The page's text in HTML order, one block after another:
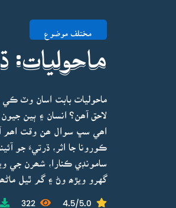
مختلف موضوع
ماحوليات:
ماحوليات بابت اسان وٽ
لاحق آھن؟ انسان ۽ ٻين
اھي سڀ سوال ھن وقت اھم
ڪورونا جا اثر، ڌرتيءَ جو
سامونڊي ڪنارا، شھرن جي
گهرو ويڙھ وڻ ۽ گم ٿيل
4.5/5.0
322